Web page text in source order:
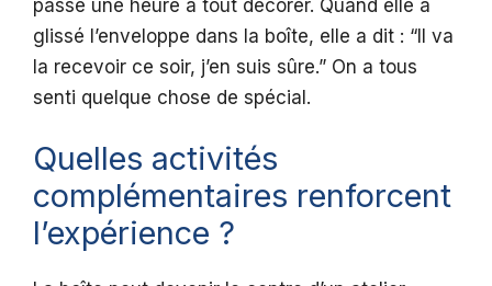
passé une heure à tout décorer. Quand elle a
glissé l’enveloppe dans la boîte, elle a dit : “Il va
la recevoir ce soir, j’en suis sûre.” On a tous
senti quelque chose de spécial.
Quelles activités
complémentaires renforcent
l’expérience ?